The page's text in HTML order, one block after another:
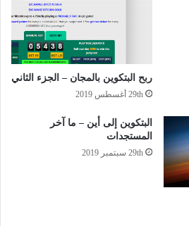
ربح البتكوين بالمجان – الجزء الثاني
29th أغسطس 2019
البتكوين إلى أين – ما آخر
المستجدات
29th سبتمبر 2019